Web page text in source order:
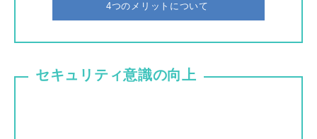
4つのメリットについて
セキュリティ意識の向上